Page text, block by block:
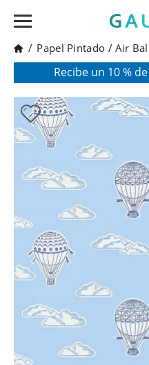
/ Papel Pintado / Air
Pon en tu cesta
Recibe un 10 %
* Válido para